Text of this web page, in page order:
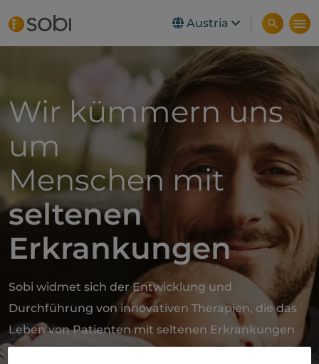
Skip to main content
Austria
Wir kümmern uns
um
Menschen mit
seltenen
Erkrankungen
Sobi widmet sich der Entwicklung und
Durchführung von innovativen Therapien, die das
Leben von Patienten mit seltenen Erkrankungen
verbessern